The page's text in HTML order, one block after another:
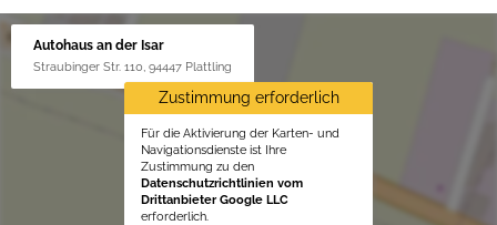
Autohaus an der Isar
Straubinger Str. 110, 94447 Plattling
Zustimmung erforderlich
Für die Aktivierung der Karten- und
Navigationsdienste ist Ihre
Zustimmung zu den
Datenschutzrichtlinien vom
Drittanbieter Google LLC
erforderlich.